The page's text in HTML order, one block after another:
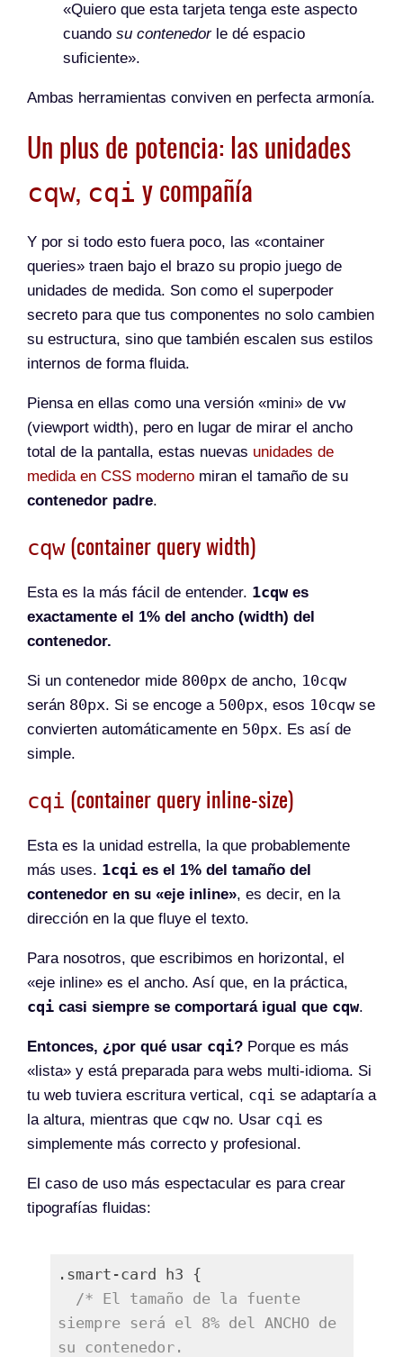
«Quiero que esta tarjeta tenga este aspecto
cuando su contenedorle dé espacio
suficiente».
Ambas herramientas conviven en perfecta armonía.
Un plus de potencia: las unidades
cqw, cqi y compañía
Y por si todo esto fuera poco, las «container
queries» traen bajo el brazo su propio juego de
unidades de medida. Son como el superpoder
secreto para que tus componentes no solo cambien
su estructura, sino que también escalen sus estilos
internos de forma fluida.
Piensa en ellas como una versión «mini» de vw
(viewport width), pero en lugar de mirar el ancho
total de la pantalla, estas nuevas unidades de
medida en CSS moderno miran el tamaño de su
contenedor padre.
cqw(container query width)
Esta es la más fácil de entender. 1cqwes
exactamente el 1% del ancho (width) del
contenedor.
Si un contenedor mide 800px de ancho, 10cqw
serán 80px. Si se encoge a 500px, esos 10cqwse
convierten automáticamente en 50px. Es así de
simple.
cqi (container query inline-size)
Esta es la unidad estrella, la que probablemente
más uses. 1cqi es el 1% del tamaño del
contenedor en su «eje inline», es decir, en la
dirección en la que fluye el texto.
Para nosotros, que escribimos en horizontal, el
«eje inline» es el ancho. Así que, en la práctica,
cqi casi siempre se comportará igual que cqw.
Entonces, ¿por qué usar cqi? Porque es más
«lista» y está preparada para webs multi-idioma. Si
tu web tuviera escritura vertical, cqi se adaptaría a
la altura, mientras que cqwno. Usar cqi es
simplemente más correcto y profesional.
El caso de uso más espectacular es para crear
tipografías fluidas:
.smart-card h3 {
/* El tamaño de la fuente
siempre será el 8% del ANCHO de
su contenedor.